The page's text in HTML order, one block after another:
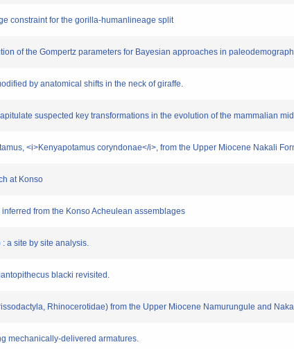
constraint for the gorilla-humanlineage split
of the Gompertz parameters for Bayesian approaches in
by anatomical shifts in the neck of giraffe.
suspected key transformations in the evolution of the mammalian
<i>Kenyapotamus coryndonae</i>, from the Upper Miocene Nakali
at Konso
from the Konso Acheulean assemblages
a site by site analysis.
blacki revisited.
Rhinocerotidae) from the Upper Miocene Namurungule and
mechanically-delivered armatures.